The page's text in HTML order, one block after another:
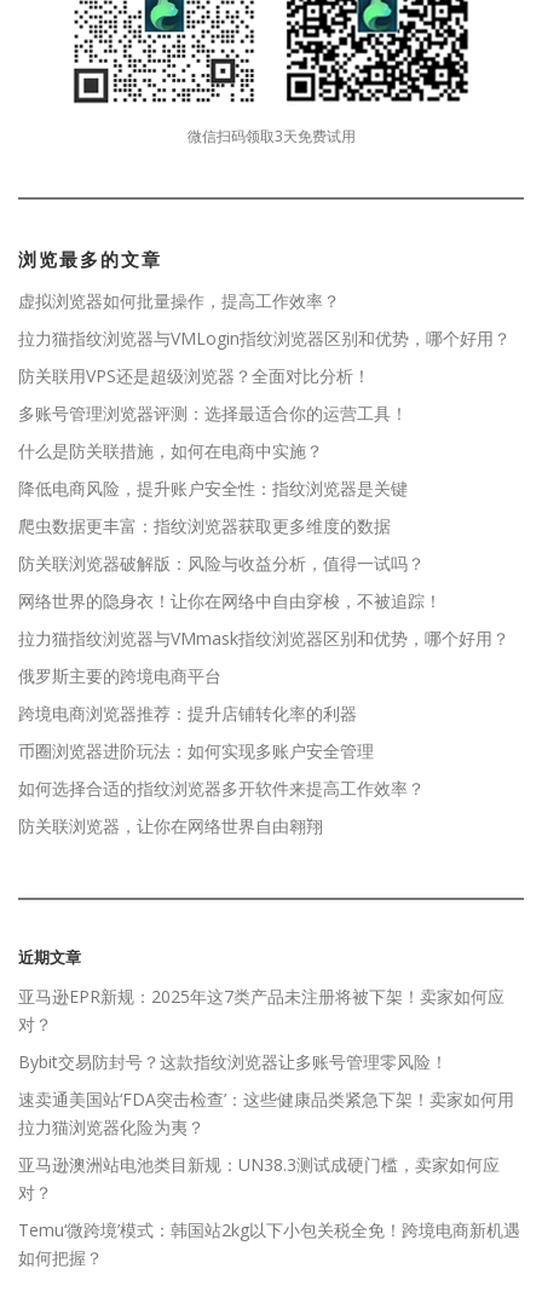
微信扫码领取3天免费试用
浏览最多的文章
虚拟浏览器如何批量操作，提高工作效率？
拉力猫指纹浏览器与VMLogin指纹浏览器区别和优势，哪个好用？
防关联用VPS还是超级浏览器？全面对比分析！
多账号管理浏览器评测：选择最适合你的运营工具！
什么是防关联措施，如何在电商中实施？
降低电商风险，提升账户安全性：指纹浏览器是关键
爬虫数据更丰富：指纹浏览器获取更多维度的数据
防关联浏览器破解版：风险与收益分析，值得一试吗？
网络世界的隐身衣！让你在网络中自由穿梭，不被追踪！
拉力猫指纹浏览器与VMmask指纹浏览器区别和优势，哪个好用？
俄罗斯主要的跨境电商平台
跨境电商浏览器推荐：提升店铺转化率的利器
币圈浏览器进阶玩法：如何实现多账户安全管理
如何选择合适的指纹浏览器多开软件来提高工作效率？
防关联浏览器，让你在网络世界自由翱翔
近期文章
亚马逊EPR新规：2025年这7类产品未注册将被下架！卖家如何应
对？
Bybit交易防封号？这款指纹浏览器让多账号管理零风险！
速卖通美国站‘FDA突击检查’：这些健康品类紧急下架！卖家如何用
拉力猫浏览器化险为夷？
亚马逊澳洲站电池类目新规：UN38.3测试成硬门槛，卖家如何应
对？
Temu‘微跨境’模式：韩国站2kg以下小包关税全免！跨境电商新机遇
如何把握？